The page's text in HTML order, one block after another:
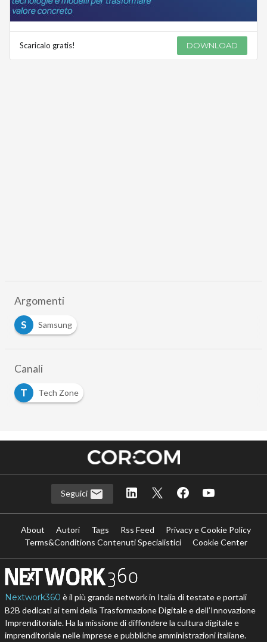
Scaricalo gratis! DOWNLOAD
Argomenti
S
Samsung
Canali
T
Tech Zone
Seguici
About Autori Tags Rss Feed
Privacy e Cookie Policy
Terms&Conditions Contenuti Specialistici
Cookie Center
Nextwork360 è il più grande network in Italia di testate e portali
B2B dedicati ai temi della Trasformazione Digitale e dell’Innovazione
Imprenditoriale. Ha la missione di diffondere la cultura digitale e
imprenditoriale nelle imprese e pubbliche amministrazioni italiane.